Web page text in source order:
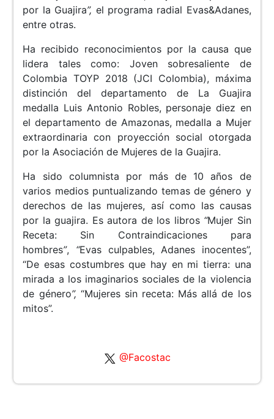
por la Guajira”, el programa radial Evas&Adanes,
entre otras.
Ha recibido reconocimientos por la causa que
lidera tales como: Joven sobresaliente de
Colombia TOYP 2018 (JCI Colombia), máxima
distinción del departamento de La Guajira
medalla Luis Antonio Robles, personaje diez en
el departamento de Amazonas, medalla a Mujer
extraordinaria con proyección social otorgada
por la Asociación de Mujeres de la Guajira.
Ha sido columnista por más de 10 años de
varios medios puntualizando temas de género y
derechos de las mujeres, así como las causas
por la guajira. Es autora de los libros “Mujer Sin
Receta: Sin Contraindicaciones para
hombres”, “Evas culpables, Adanes inocentes”,
“De esas costumbres que hay en mi tierra: una
mirada a los imaginarios sociales de la violencia
de género”, “Mujeres sin receta: Más allá de los
mitos”.
@Facostac